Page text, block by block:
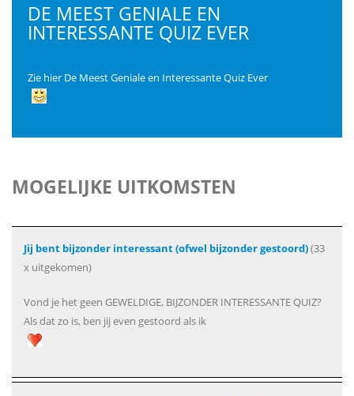
DE MEEST GENIALE EN
INTERESSANTE QUIZ EVER
Zie hier De Meest Geniale en Interessante Quiz Ever
MOGELIJKE UITKOMSTEN
Jij bent bijzonder interessant (ofwel bijzonder gestoord)(33
x uitgekomen)
Vond je het geen GEWELDIGE, BIJZONDER INTERESSANTE QUIZ?
Als dat zo is, ben jij even gestoord als ik